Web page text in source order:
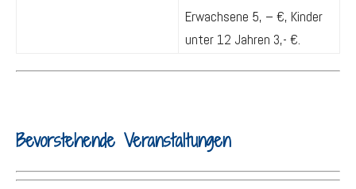
Erwachsene 5, – €, Kinder
unter 12 Jahren 3,- €.
Bevorstehende Veranstaltungen